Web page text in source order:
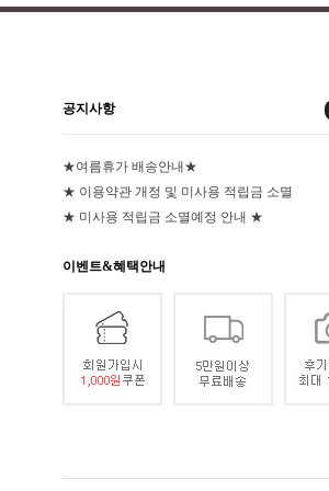
공지사항
★여름휴가 배송안내★
★ 이용약관 개정 및 미사용 적립금 소멸
★ 미사용 적립금 소멸예정 안내 ★
이벤트&혜택안내